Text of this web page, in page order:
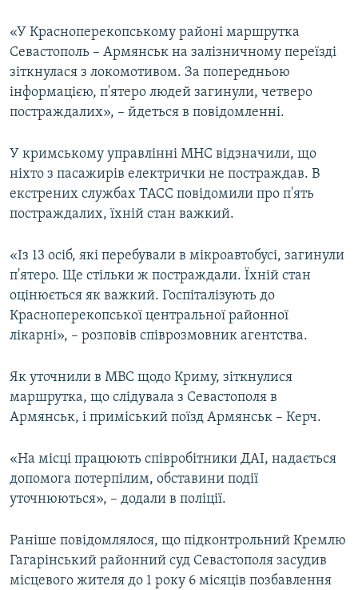
«У Красноперекопському районі маршрутка
Севастополь – Армянськ на залізничному переїзді
зіткнулася з локомотивом. За попередньою
інформацією, п'ятеро людей загинули, четверо
постраждалих», – йдеться в повідомленні.
У кримському управлінні МНС відзначили, що
ніхто з пасажирів електрички не постраждав. В
екстрених службах ТАСС повідомили про п'ять
постраждалих, їхній стан важкий.
«Із 13 осіб, які перебували в мікроавтобусі, загинули
п'ятеро. Ще стільки ж постраждали. Їхній стан
оцінюється як важкий. Госпіталізують до
Красноперекопської центральної районної
лікарні», – розповів співрозмовник агентства.
Як уточнили в МВС щодо Криму, зіткнулися
маршрутка, що слідувала з Севастополя в
Армянськ, і приміський поїзд Армянськ – Керч.
«На місці працюють співробітники ДАІ, надається
допомога потерпілим, обставини події
уточнюються», – додали в поліції.
Раніше повідомлялося, що підконтрольний Кремлю
Гагарінський районний суд Севастополя засудив
місцевого жителя до 1 року 6 місяців позбавлення